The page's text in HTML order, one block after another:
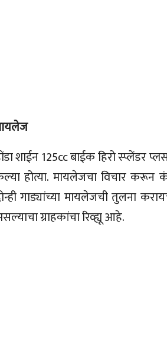
शाईन 125cc बाईक हिरो स्प्लेंडर
होत्या. मायलेजचा विचार करून
गाड्यांच्या मायलेजची तुलना
ग्राहकांचा रिव्ह्यू आहे.